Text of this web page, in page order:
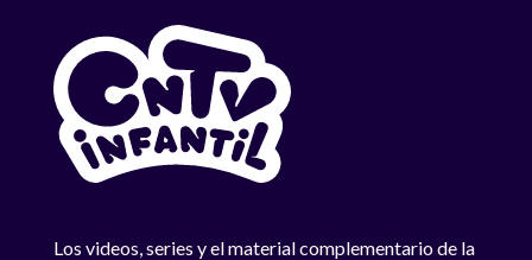
Los videos, series y el material complementario de la